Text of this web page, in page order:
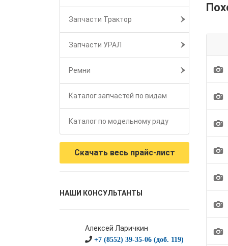
Запчасти Трактор
Запчасти УРАЛ
Ремни
Каталог запчастей по видам
Каталог по модельному ряду
Скачать весь прайс-лист
НАШИ КОНСУЛЬТАНТЫ
Алексей Ларичкин
+7 (8552) 39-35-06 (доб. 119)
1
1
1
1
1
1
1